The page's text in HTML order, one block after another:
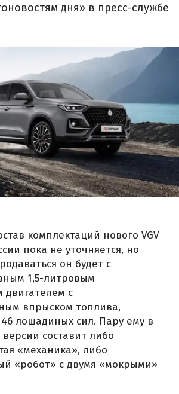
дня» в пресс-службе
комплектаций нового VGV
пока не уточняется, но
он будет с
1,5-литровым
с
впрыском топлива,
лошадиных сил. Пару ему в
составит либо
«механика», либо
«робот» с двумя «мокрыми»